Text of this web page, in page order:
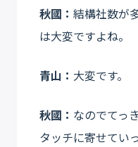
秋國： 結構社数が
は大変ですよね。
青山： 大変です。
秋國： なのでてっ
タッチに寄せてい